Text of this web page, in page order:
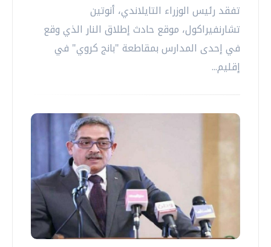
تفقد رئيس الوزراء التايلاندي، أنوتين
تشارنفيراكول، موقع حادث إطلاق النار الذي وقع
في إحدى المدارس بمقاطعة "بانج كروي" في
إقليم...